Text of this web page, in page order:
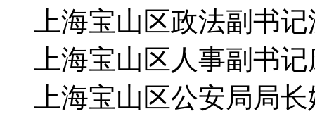
上海宝山区政法副书
上海宝山区人事副书
上海宝山区公安局局